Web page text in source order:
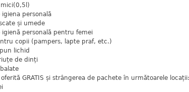
igiena personală
și umede
igienă personală pentru femei
copii (pampers, lapte praf, etc.)
lichid
de dinți
oferită GRATIS și strângerea de pachete în următoarele locații: